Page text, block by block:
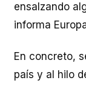
ensalzando
informa
En concreto,
país y al hilo